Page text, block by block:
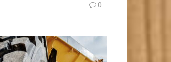
0